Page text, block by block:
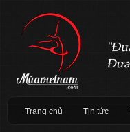
Trang chủ Tin tức